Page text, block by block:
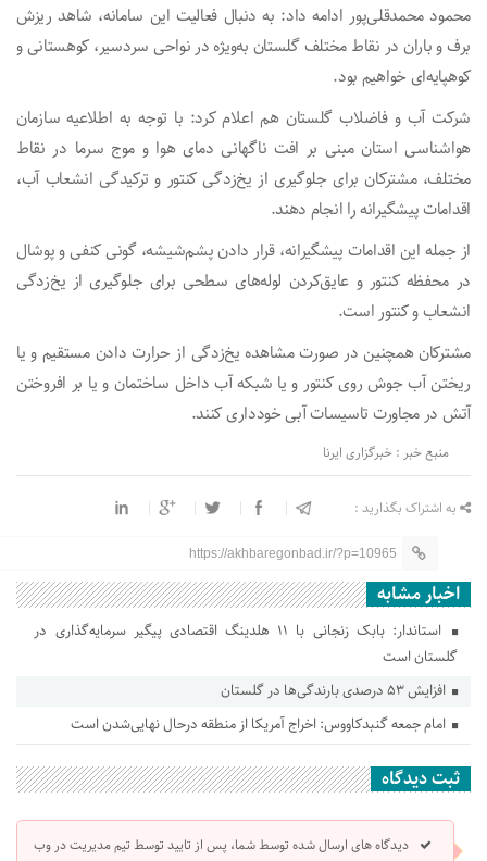
محمود محمدقلی‌پور ادامه داد: به دنبال فعالیت این سامانه، شاهد ریزش
برف و باران در نقاط مختلف گلستان به‌ویژه در نواحی سردسیر، کوهستانی و
کوهپایه‌ای خواهیم بود.
شرکت آب و فاضلاب گلستان هم اعلام کرد: با توجه به اطلاعیه سازمان
هواشناسی استان مبنی بر افت ناگهانی دمای هوا و موج سرما در نقاط
مختلف، مشترکان برای جلوگیری از یخ‌زدگی کنتور و ترکیدگی انشعاب آب،
اقدامات پیشگیرانه را انجام دهند.
از جمله این اقدامات پیشگیرانه، قرار دادن پشم‌شیشه، گونی کنفی و پوشال
در محفظه کنتور و عایق‌کردن لوله‌های سطحی برای جلوگیری از یخ‌زدگی
انشعاب و کنتور است.
مشترکان همچنین در صورت مشاهده یخ‌زدگی از حرارت دادن مستقیم و یا
ریختن آب جوش روی کنتور و یا شبکه آب داخل ساختمان و یا بر افروختن
آتش در مجاورت تاسیسات آبی خودداری کنند.
منبع خبر : خبرگزاری ایرنا
به اشتراک بگذارید :
https://akhbaregonbad.ir/?p=10965
اخبار مشابه
استاندار: بابک زنجانی با ۱۱ هلدینگ اقتصادی پیگیر سرمایه‌گذاری در
گلستان است
افزایش ۵۳ درصدی بارندگی‌ها در گلستان
امام جمعه گنبدکاووس: اخراج آمریکا از منطقه درحال نهایی‌شدن است
ثبت دیدگاه
دیدگاه های ارسال شده توسط شما، پس از تایید توسط تیم مدیریت در وب